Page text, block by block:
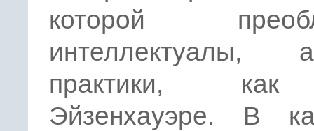
которой
практики,
Эйзенхауэре. В